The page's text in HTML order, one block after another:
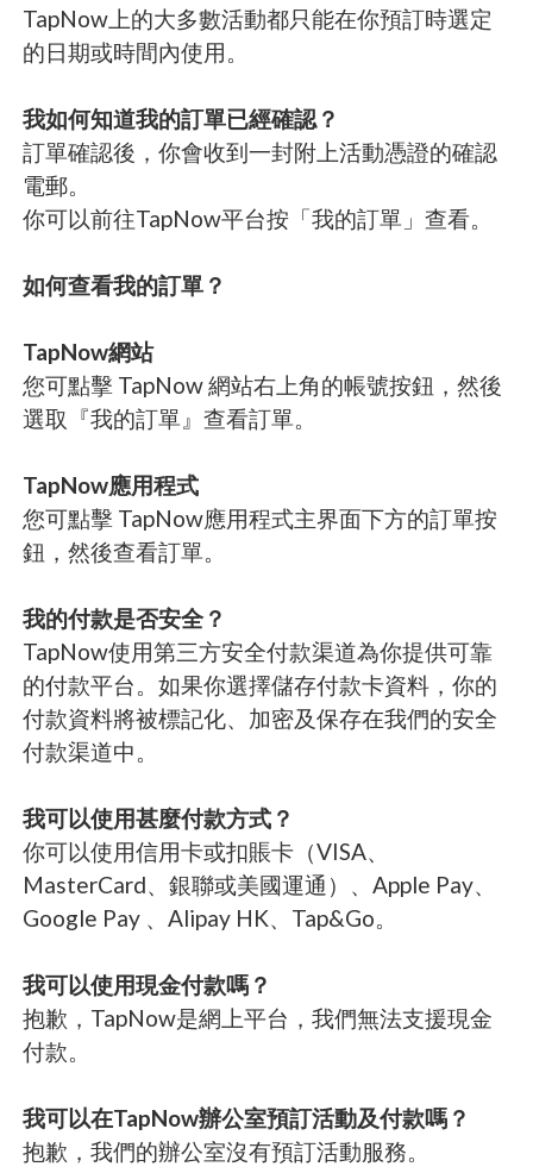
TapNow上的大多數活動都只能在你預訂時選定
的日期或時間內使用。
我如何知道我的訂單已經確認？
訂單確認後，你會收到一封附上活動憑證的確認
電郵。
你可以前往TapNow平台按「我的訂單」查看。
如何查看我的訂單？
TapNow網站
您可點擊 TapNow 網站右上角的帳號按鈕，然後
選取『我的訂單』查看訂單。
TapNow應用程式
您可點擊 TapNow應用程式主界面下方的訂單按
鈕，然後查看訂單。
我的付款是否安全？
TapNow使用第三方安全付款渠道為你提供可靠
的付款平台。如果你選擇儲存付款卡資料，你的
付款資料將被標記化、加密及保存在我們的安全
付款渠道中。
我可以使用甚麼付款方式？
你可以使用信用卡或扣賬卡（VISA、
MasterCard、銀聯或美國運通）、Apple Pay、
Google Pay 、Alipay HK、Tap&Go。
我可以使用現金付款嗎？
抱歉，TapNow是網上平台，我們無法支援現金
付款。
我可以在TapNow辦公室預訂活動及付款嗎？
抱歉，我們的辦公室沒有預訂活動服務。